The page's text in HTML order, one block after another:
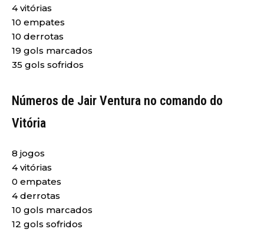
4 vitórias
10 empates
10 derrotas
19 gols marcados
35 gols sofridos
Números de Jair Ventura no comando do
Vitória
8 jogos
4 vitórias
0 empates
4 derrotas
10 gols marcados
12 gols sofridos